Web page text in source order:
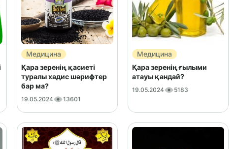
Медицина
Қара зеренің қасиеті
туралы хадис шәрифтер
бар ма?
19.05.2024 13601
Медицина
Қара зеренің ғылыми
атауы қандай?
19.05.2024 5183